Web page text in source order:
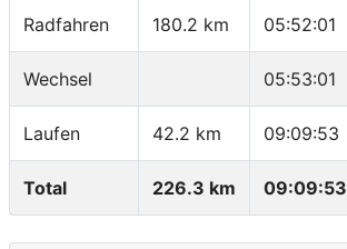
Radfahren 180.2 km 05:52:01
Wechsel 05:53:01
Laufen 42.2 km 09:09:53
Total 226.3 km 09:09:53